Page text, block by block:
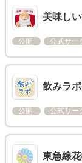
美味し
公開 公式サー
飲みラボ
公開 公式サー
東急線